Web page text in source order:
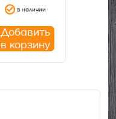
в наличии
Добавить
в корзину
в
в